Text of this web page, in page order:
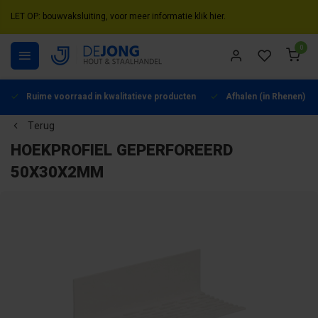
LET OP: bouwvaksluiting, voor meer informatie klik hier.
0
Ruime voorraad in kwalitatieve producten Afhalen (in Rhenen)
Terug
HOEKPROFIEL GEPERFOREERD
50X30X2MM